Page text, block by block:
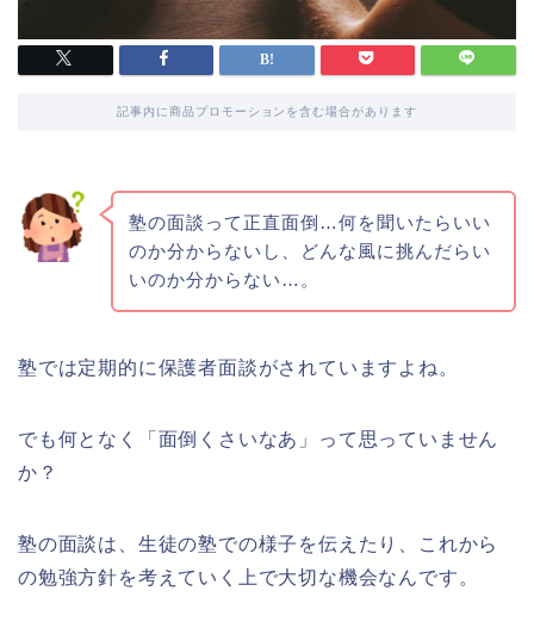
記事内に商品プロモーションを含む場合があります
塾の面談って正直面倒…何を聞いたらいい
のか分からないし、どんな風に挑んだらい
いのか分からない…。
塾では定期的に保護者面談がされていますよね。
でも何となく「面倒くさいなあ」って思っていません
か？
塾の面談は、生徒の塾での様子を伝えたり、これから
の勉強方針を考えていく上で大切な機会なんです。